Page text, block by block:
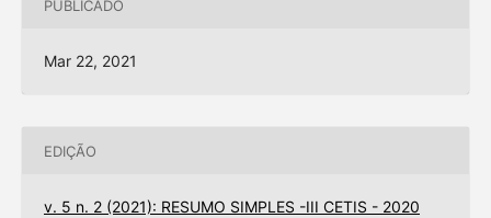
PUBLICADO
Mar 22, 2021
EDIÇÃO
v. 5 n. 2 (2021): RESUMO SIMPLES -III CETIS - 2020